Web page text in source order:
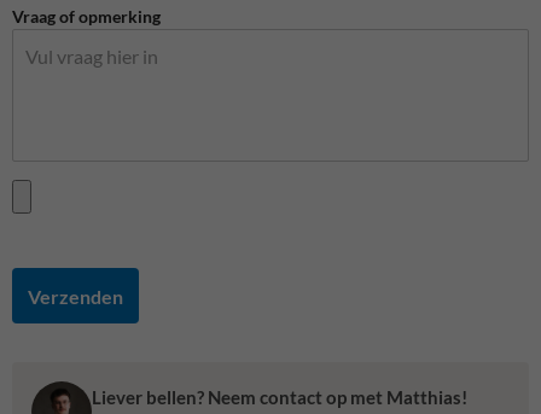
Vraag of opmerking
Verzenden
Liever bellen? Neem contact op met Matthias!